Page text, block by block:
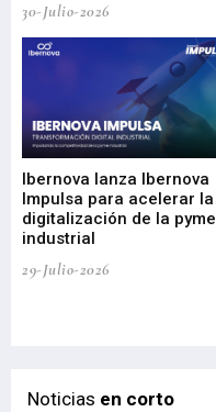
30-Julio-2026
Ibernova lanza Ibernova
Impulsa para acelerar la
digitalización de la pyme
industrial
29-Julio-2026
Noticias en corto